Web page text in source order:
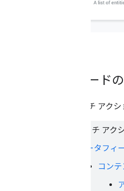
フィード
ウォッチ アク
ウォッチ アク
データフィ
コン